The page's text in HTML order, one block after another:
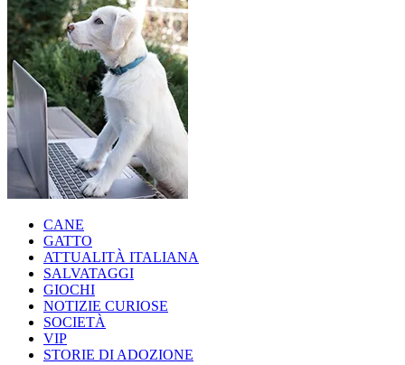
CANE
GATTO
ATTUALITÀ ITALIANA
SALVATAGGI
GIOCHI
NOTIZIE CURIOSE
SOCIETÀ
VIP
STORIE DI ADOZIONE